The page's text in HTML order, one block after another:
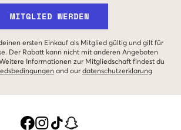
MITGLIED WERDEN
ersten Einkauf als Mitglied gültig und gilt für
Der Rabatt kann nicht mit anderen Angeboten
Informationen zur Mitgliedschaft findest du
and our datenschutzerklarung